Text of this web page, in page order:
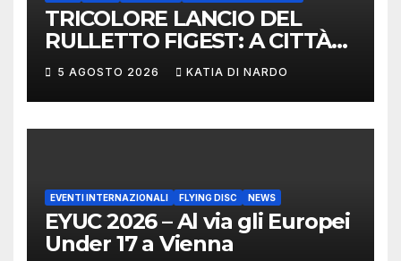
TRICOLORE LANCIO DEL
RULLETTO FIGEST: A CITTÀ
DI CASTELLO VINCONO
MARCHIGIANI ED UMBRI
5 AGOSTO 2026 KATIA DI NARDO
EVENTI INTERNAZIONALI FLYING DISC NEWS
EYUC 2026 – Al via gli Europei
Under 17 a Vienna